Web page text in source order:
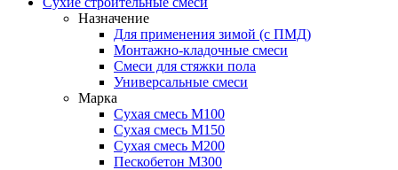
Назначение
Для применения зимой (с ПМД)
Монтажно-кладочные смеси
Смеси для стяжки пола
Универсальные смеси
Марка
Сухая смесь М100
Сухая смесь М150
Сухая смесь М200
Пескобетон М300